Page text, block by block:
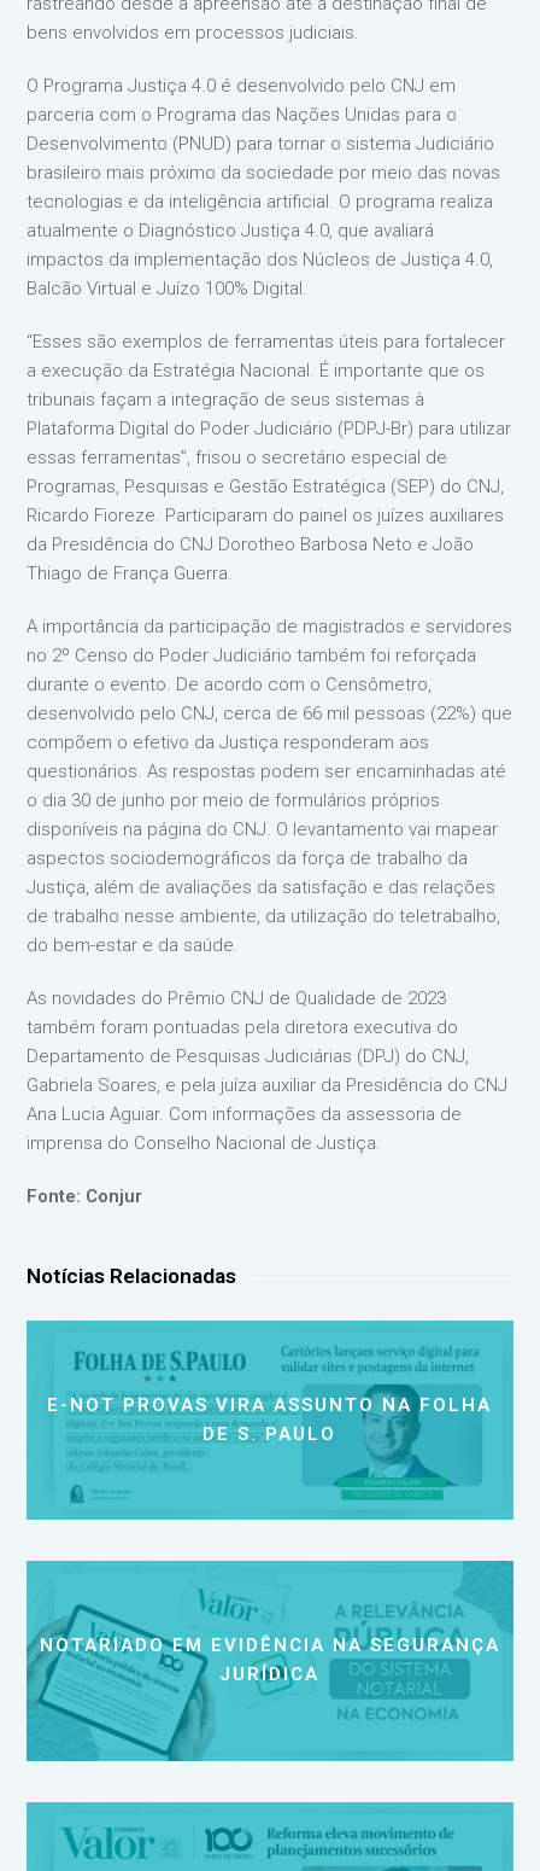
bens envolvidos em processos judiciais.
O Programa Justiça 4.0 é desenvolvido pelo CNJ em
parceria com o Programa das Nações Unidas para o
Desenvolvimento (PNUD) para tornar o sistema Judiciário
brasileiro mais próximo da sociedade por meio das novas
tecnologias e da inteligência artificial. O programa realiza
atualmente o Diagnóstico Justiça 4.0, que avaliará
impactos da implementação dos Núcleos de Justiça 4.0,
Balcão Virtual e Juízo 100% Digital.
“Esses são exemplos de ferramentas úteis para fortalecer
a execução da Estratégia Nacional. É importante que os
tribunais façam a integração de seus sistemas à
Plataforma Digital do Poder Judiciário (PDPJ-Br) para utilizar
essas ferramentas”, frisou o secretário especial de
Programas, Pesquisas e Gestão Estratégica (SEP) do CNJ,
Ricardo Fioreze. Participaram do painel os juízes auxiliares
da Presidência do CNJ Dorotheo Barbosa Neto e João
Thiago de França Guerra.
A importância da participação de magistrados e servidores
no 2º Censo do Poder Judiciário também foi reforçada
durante o evento. De acordo com o Censômetro,
desenvolvido pelo CNJ, cerca de 66 mil pessoas (22%) que
compõem o efetivo da Justiça responderam aos
questionários. As respostas podem ser encaminhadas até
o dia 30 de junho por meio de formulários próprios
disponíveis na página do CNJ. O levantamento vai mapear
aspectos sociodemográficos da força de trabalho da
Justiça, além de avaliações da satisfação e das relações
de trabalho nesse ambiente, da utilização do teletrabalho,
do bem-estar e da saúde.
As novidades do Prêmio CNJ de Qualidade de 2023
também foram pontuadas pela diretora executiva do
Departamento de Pesquisas Judiciárias (DPJ) do CNJ,
Gabriela Soares, e pela juíza auxiliar da Presidência do CNJ
Ana Lucia Aguiar. Com informações da assessoria de
imprensa do Conselho Nacional de Justiça.
Fonte: Conjur
Notícias Relacionadas
E-NOT PROVAS VIRA ASSUNTO NA FOLHA
DE S. PAULO
NOTARIADO EM EVIDÊNCIA NA SEGURANÇA
JURÍDICA